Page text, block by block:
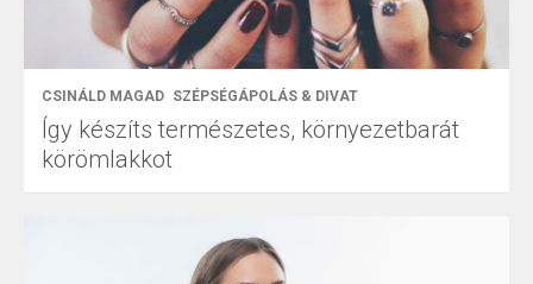
CSINÁLD MAGAD SZÉPSÉGÁPOLÁS & DIVAT
Így készíts természetes, környezetbarát
körömlakkot